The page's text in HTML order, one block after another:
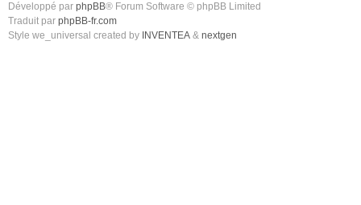
Développé par phpBB® Forum Software © phpBB Limited
Traduit par phpBB-fr.com
Style we_universal created by INVENTEA & nextgen